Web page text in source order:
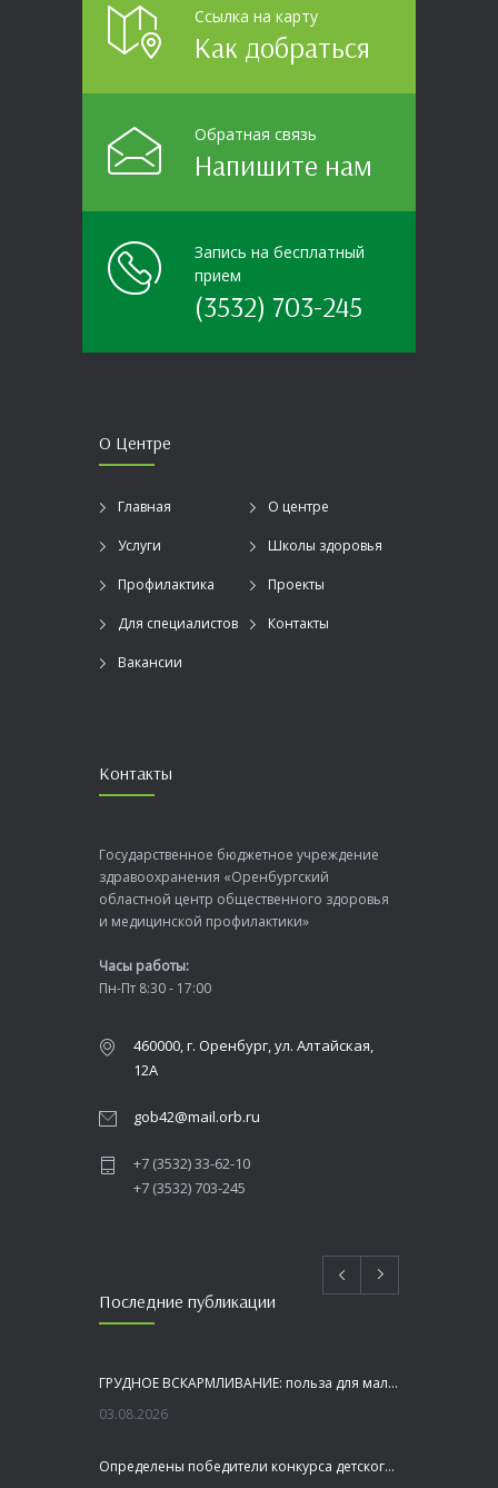
Ссылка на карту
Как добраться
Обратная связь
Напишите нам
Запись на бесплатный
прием
(3532) 703-245
О Центре
Главная О центре
Услуги Школы здоровья
Профилактика Проекты
Для специалистов Контакты
Вакансии
Контакты
Государственное бюджетное учреждение
здравоохранения «Оренбургский
областной центр общественного здоровья
и медицинской профилактики»
Часы работы:
Пн-Пт 8:30 - 17:00
460000, г. Оренбург, ул. Алтайская,
12А
gob42@mail.orb.ru
+7 (3532) 33-62-10
+7 (3532) 703-245
Последние публикации
ГРУДНОЕ ВСКАРМЛИВАНИЕ: польза для малыша и мамы
03.08.2026
Определены победители конкурса детского рисунка «Я шагаю по Оренбуржью»